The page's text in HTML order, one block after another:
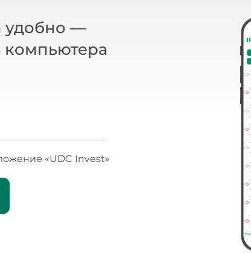
удобно —
компьютера
«UDC Invest»